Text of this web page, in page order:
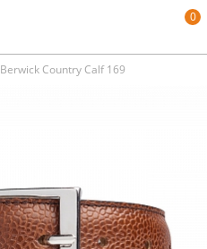
0
Berwick Country Calf 169